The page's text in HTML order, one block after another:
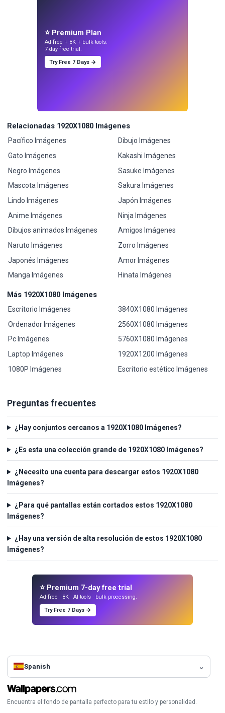
⭐ Premium Plan
Ad-free + 8K + bulk tools.
7-day free trial.
Try Free 7 Days →
Relacionadas 1920X1080 Imágenes
Pacífico Imágenes
Gato Imágenes
Negro Imágenes
Mascota Imágenes
Lindo Imágenes
Anime Imágenes
Dibujos animados Imágenes
Naruto Imágenes
Japonés Imágenes
Manga Imágenes
Dibujo Imágenes
Kakashi Imágenes
Sasuke Imágenes
Sakura Imágenes
Japón Imágenes
Ninja Imágenes
Amigos Imágenes
Zorro Imágenes
Amor Imágenes
Hinata Imágenes
Más 1920X1080 Imágenes
Escritorio Imágenes
Ordenador Imágenes
Pc Imágenes
Laptop Imágenes
1080P Imágenes
3840X1080 Imágenes
2560X1080 Imágenes
5760X1080 Imágenes
1920X1200 Imágenes
Escritorio estético Imágenes
Preguntas frecuentes
¿Hay conjuntos cercanos a 1920X1080 Imágenes?
¿Es esta una colección grande de 1920X1080 Imágenes?
¿Necesito una cuenta para descargar estos 1920X1080
Imágenes?
¿Para qué pantallas están cortados estos 1920X1080
Imágenes?
¿Hay una versión de alta resolución de estos 1920X1080
Imágenes?
⭐ Premium 7-day free trial
Ad-free · 8K · AI tools · bulk processing.
Try Free 7 Days →
Spanish
Encuentra el fondo de pantalla perfecto para tu estilo y personalidad.